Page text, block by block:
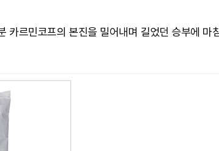
카르민코프의 본진을 밀어내며 길었던 승부에 마